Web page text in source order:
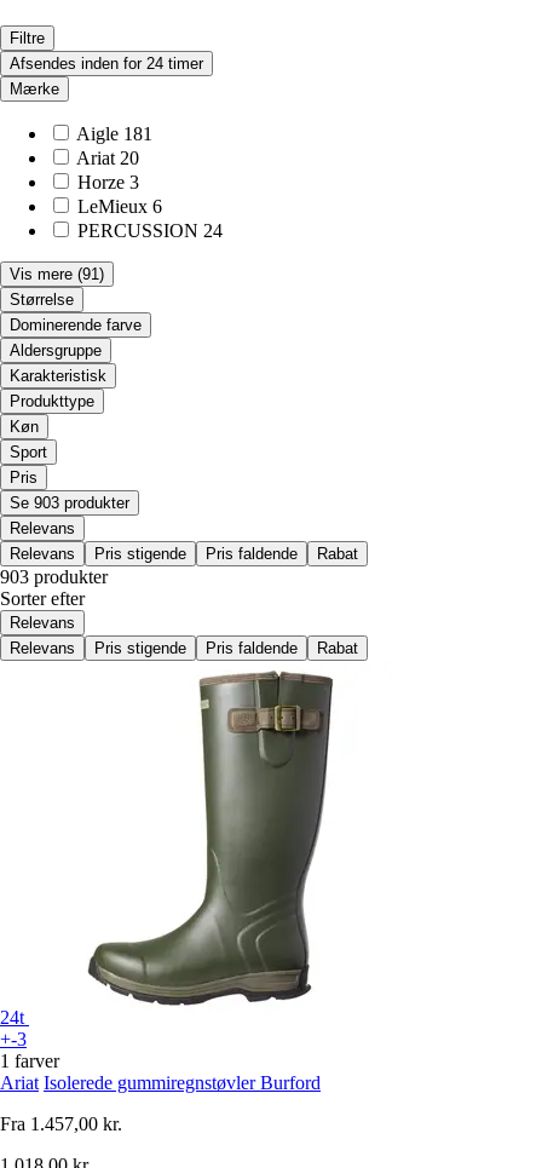
Filtre
Afsendes inden for 24 timer
Mærke
Aigle 181
Ariat 20
Horze 3
LeMieux 6
PERCUSSION 24
Vis mere (91)
Størrelse
Dominerende farve
Aldersgruppe
Karakteristisk
Produkttype
Køn
Sport
Pris
Se 903 produkter
Relevans
Relevans
Pris stigende Pris faldende Rabat
903 produkter
Sorter efter
Relevans
Relevans
Pris stigende Pris faldende Rabat
24t
+-3
1 farver
Ariat Isolerede gummiregnstøvler Burford
Fra 1.457,00 kr.